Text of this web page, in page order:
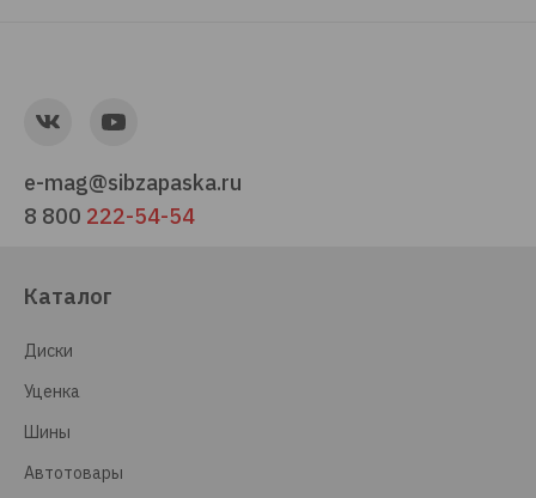
e-mag@sibzapaska.ru
8 800 222-54-54
Каталог
Диски
Уценка
Шины
Автотовары